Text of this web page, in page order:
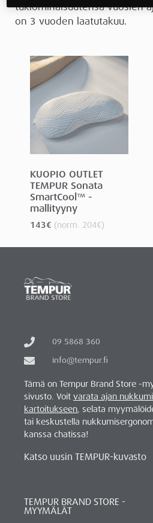
tukiominaisuutensa vuosien
on 3 vuoden laatutakuu.
KUOPIO OUTLET
TEMPUR Sonata
SmartCool™ -
mallityyny
143€ (norm. 204€)
09 5868 360
info@tempur.fi
Tämä on Tempur Brand Store -
sivusto. Voit varata ajan
kartoitukseen, selata
tai keskustella
kanssa chatissa!
Katso uusin TEMPUR-kuvasto
TEMPUR BRAND STORE -
MYYMÄLÄT